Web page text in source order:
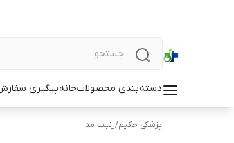
دسته‌بندی محصولاتخانهپیگیری
پزشکی حکیم/زنیت مد